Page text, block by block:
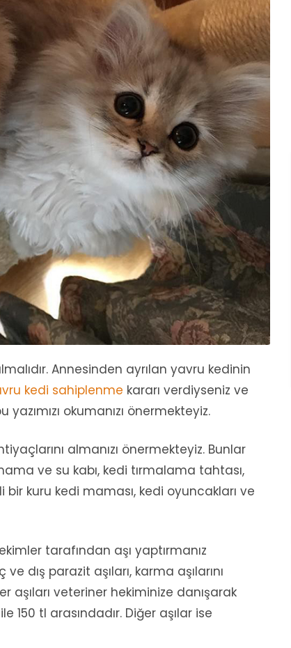
Annesinden ayrılan yavru kedinin
kedi sahiplenme kararı verdiyseniz ve
okumanızı önermekteyiz.
almanızı önermekteyiz. Bunlar
ve su kabı, kedi tırmalama tahtası,
kuru kedi maması, kedi oyuncakları ve
tarafından aşı yaptırmanız
dış parazit aşıları, karma aşılarını
aşıları veteriner hekiminize danışarak
150 tl arasındadır. Diğer aşılar ise